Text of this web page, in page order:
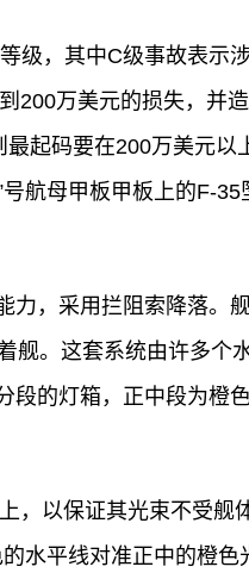
级，其中C级事故表示
200万美元的损失，并
起码要在200万美元以
航母甲板甲板上的F-
力，采用拦阻索降落。
舰。这套系统由许多个
的灯箱，正中段为橙色
，以保证其光束不受舰
水平线对准正中的橙色